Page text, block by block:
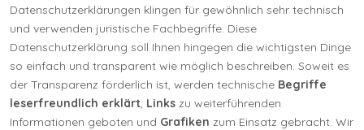
Datenschutzerklärungen klingen für gewöhnlich sehr technisch
und verwenden juristische Fachbegriffe. Diese
Datenschutzerklärung soll Ihnen hingegen die wichtigsten Dinge
so einfach und transparent wie möglich beschreiben. Soweit es
der Transparenz förderlich ist, werden technische Begriffe
leserfreundlich erklärt, Links zu weiterführenden
Informationen geboten und Grafiken zum Einsatz gebracht. Wir